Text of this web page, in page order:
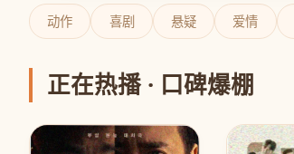
动作 喜剧 悬疑 爱情
正在热播 · 口碑爆棚